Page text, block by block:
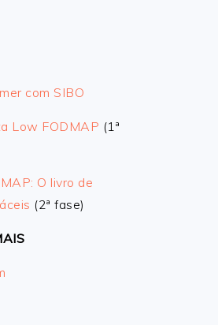
com SIBO
Low FODMAP (1ª
O livro de
(2ª fase)